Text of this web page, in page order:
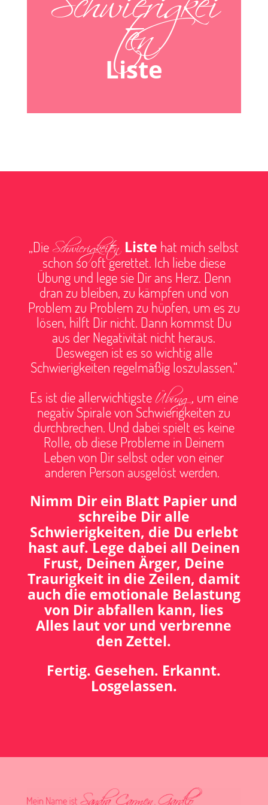
ten
Liste
„Die Schwierigkeiten Liste hat mich selbst
schon so oft gerettet. Ich liebe diese
Übung und lege sie Dir ans Herz. Denn
dran zu bleiben, zu kämpfen und von
Problem zu Problem zu hüpfen, um es zu
lösen, hilft Dir nicht. Dann kommst Du
aus der Negativität nicht heraus.
Deswegen ist es so wichtig alle
Schwierigkeiten regelmäßig loszulassen.“
Es ist die allerwichtigsteÜbung, um eine
negativ Spirale von Schwierigkeiten zu
durchbrechen. Und dabei spielt es keine
Rolle, ob diese Probleme in Deinem
Leben von Dir selbst oder von einer
anderen Person ausgelöst werden.
Nimm Dir ein Blatt Papier und
schreibe Dir alle
Schwierigkeiten, die Du erlebt
hast auf. Lege dabei all Deinen
Frust, Deinen Ärger, Deine
Traurigkeit in die Zeilen, damit
auch die emotionale Belastung
von Dir abfallen kann, lies
Alles laut vor und verbrenne
den Zettel.
Fertig. Gesehen. Erkannt.
Losgelassen.